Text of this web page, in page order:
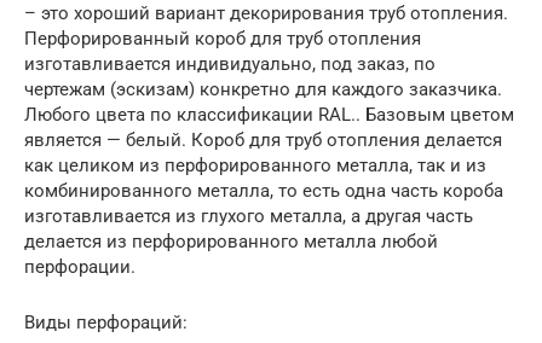
– это хороший вариант декорирования труб отопления.
Перфорированный короб для труб отопления
изготавливается индивидуально, под заказ, по
чертежам (эскизам) конкретно для каждого заказчика.
Любого цвета по классификации RAL.. Базовым цветом
является — белый. Короб для труб отопления делается
как целиком из перфорированного металла, так и из
комбинированного металла, то есть одна часть короба
изготавливается из глухого металла, а другая часть
делается из перфорированного металла любой
перфорации.
Виды перфораций: